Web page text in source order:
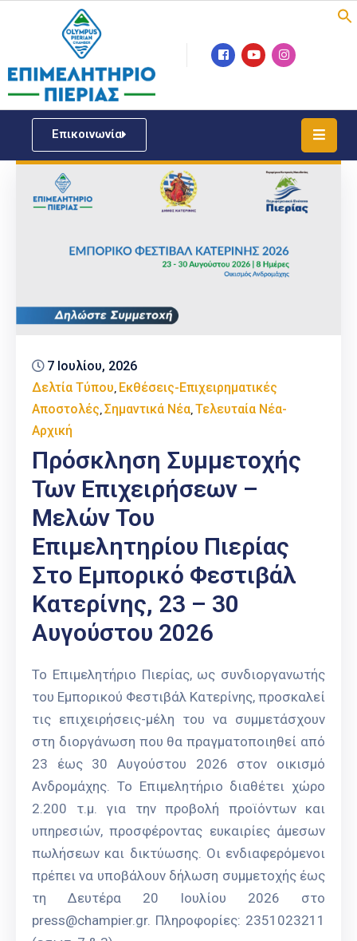
Επικοινωνία
Επιμελητήριο
Νέα
Υπηρεσίες
ΓΕΜΗ
Έκθεση
Επαγγελμάτων
Έκθεση
ΕΒΕΠ-
Πιερία
7 Ιουλίου, 2026
Δελτία Τύπου Εκθέσεις-Επιχειρηματικές
Αποστολές Σημαντικά Νέα Τελευταία Νέα-
Αρχική
Πρόσκληση Συμμετοχής
Των Επιχειρήσεων –
Μελών Του
Επιμελητηρίου Πιερίας
Στο Εμπορικό Φεστιβάλ
Κατερίνης, 23 – 30
Αυγούστου 2026
Το Επιμελητήριο Πιερίας, ως συνδιοργανωτής
του Εμπορικού Φεστιβάλ Κατερίνης, προσκαλεί
τις επιχειρήσεις-μέλη του να συμμετάσχουν
στη διοργάνωση που θα πραγματοποιηθεί από
23 έως 30 Αυγούστου 2026 στον οικισμό
Ανδρομάχης. Το Επιμελητήριο διαθέτει χώρο
2.200 τ.μ. για την προβολή προϊόντων και
υπηρεσιών, προσφέροντας ευκαιρίες άμεσων
πωλήσεων και δικτύωσης. Οι ενδιαφερόμενοι
πρέπει να υποβάλουν δήλωση συμμετοχής έως
τη Δευτέρα 20 Ιουλίου 2026 στο
press@champier.gr. Πληροφορίες: 2351023211